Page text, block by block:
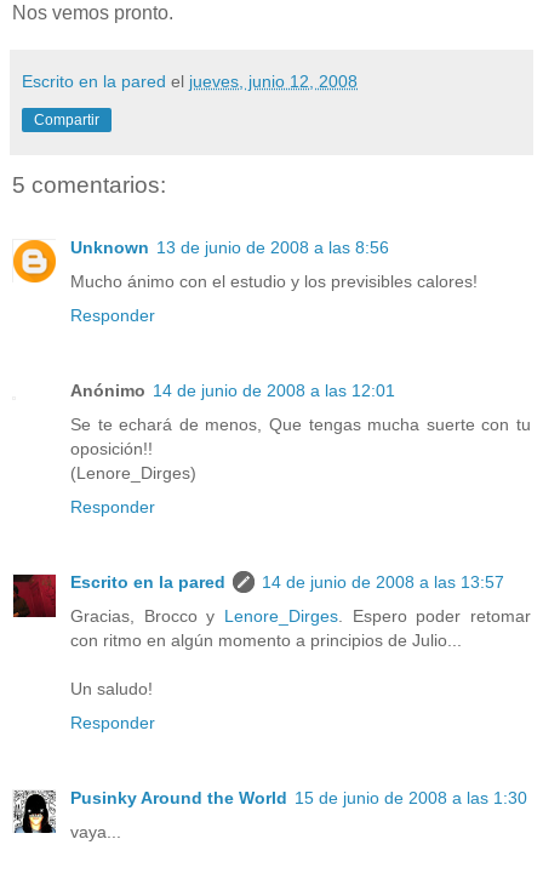
Nos vemos pronto.
Escrito en la pared el jueves, junio 12, 2008
Compartir
5 comentarios:
Unknown 13 de junio de 2008 a las 8:56
Mucho ánimo con el estudio y los previsibles calores!
Responder
Anónimo 14 de junio de 2008 a las 12:01
Se te echará de menos, Que tengas mucha suerte con tu
oposición!!
(Lenore_Dirges)
Responder
Escrito en la pared
14 de junio de 2008 a las 13:57
Gracias, Brocco y Lenore_Dirges . Espero poder retomar
con ritmo en algún momento a principios de Julio...
Un saludo!
Responder
Pusinky Around the World 15 de junio de 2008 a las 1:30
vaya...